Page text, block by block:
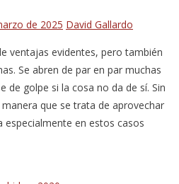
de 2025 David Gallardo
ventajas evidentes, pero también
Se abren de par en par muchas
de golpe si la cosa no da de sí. Sin
que se trata de aprovechar
especialmente en estos casos